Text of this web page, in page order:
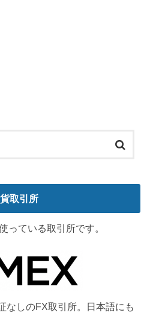
取引所
っている取引所です。
なしのFX取引所。日本語にも